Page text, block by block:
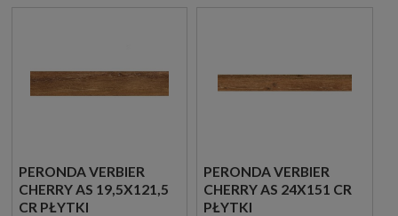
PERONDA VERBIER
CHERRY AS 19,5X121,5
CR PŁYTKI
PERONDA VERBIER
CHERRY AS 24X151 CR
PŁYTKI